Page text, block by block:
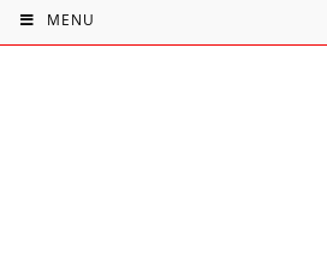
MENU